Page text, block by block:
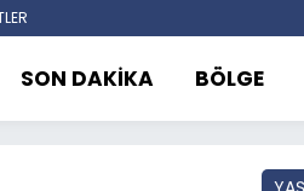
SON DAKİKA BÖLGE